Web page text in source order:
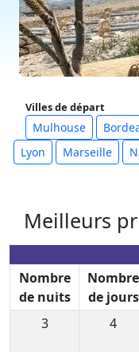
Villes de départ
Mulhouse
Lyon
Marseille
Meilleurs
Nombre
de nuits
Nombre
de jours
3
4